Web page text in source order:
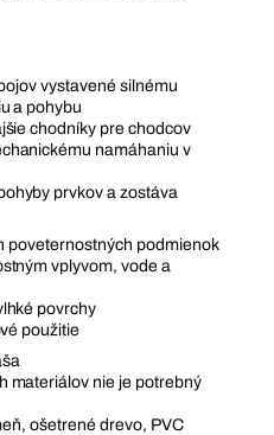
vystavené silnému
a pohybu
chodníky pre chodcov
namáhaniu v
prvkov a zostáva
poveternostných podmienok
vplyvom, vode a
povrchy
použitie
materiálov nie je potrebný
ošetrené drevo, PVC